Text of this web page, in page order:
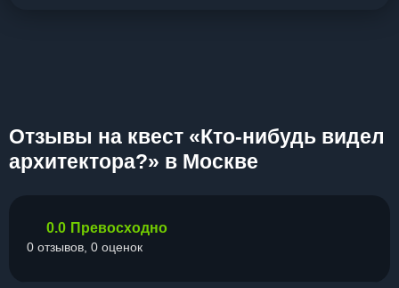
Отзывы на квест «Кто-нибудь видел
архитектора?» в Москве
0.0 Превосходно
0 отзывов, 0 оценок